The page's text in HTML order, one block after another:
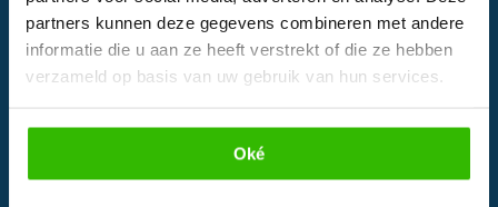
partners kunnen deze gegevens combineren met andere
informatie die u aan ze heeft verstrekt of die ze hebben
verzameld op basis van uw gebruik van hun services.
Oké
Weddingplanner